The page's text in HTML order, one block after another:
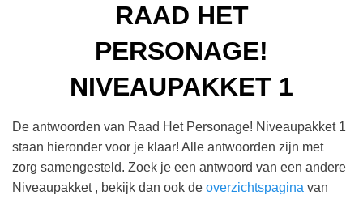
RAAD HET
PERSONAGE!
NIVEAUPAKKET 1
De antwoorden van Raad Het Personage! Niveaupakket 1
staan hieronder voor je klaar! Alle antwoorden zijn met
zorg samengesteld. Zoek je een antwoord van een andere
Niveaupakket , bekijk dan ook de overzichtspagina van